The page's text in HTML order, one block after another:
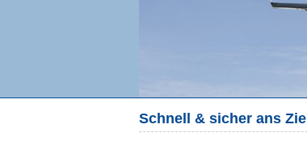
Schnell & sicher ans Ziel